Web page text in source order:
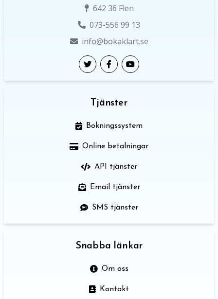
642 36 Flen
073-556 99 13
info@bokaklart.se
Tjänster
Bokningssystem
Online betalningar
API tjänster
Email tjänster
SMS tjänster
Snabba länkar
Om oss
Kontakt